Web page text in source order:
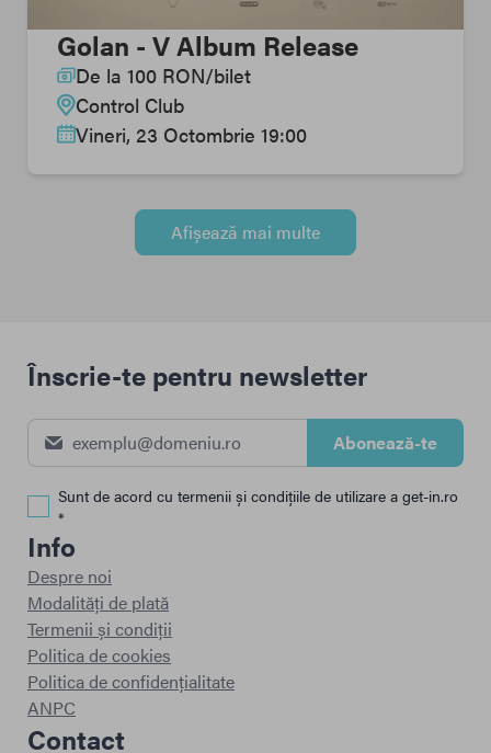
Golan - V Album Release
De la 100 RON/bilet
Control Club
Vineri, 23 Octombrie 19:00
Afișează mai multe
Înscrie-te pentru newsletter
Abonează-te
Sunt de acord cu termenii și condițiile de utilizare a get-in.ro
*
Info
Despre noi
Modalități de plată
Termenii și condiții
Politica de cookies
Politica de confidențialitate
ANPC
Contact